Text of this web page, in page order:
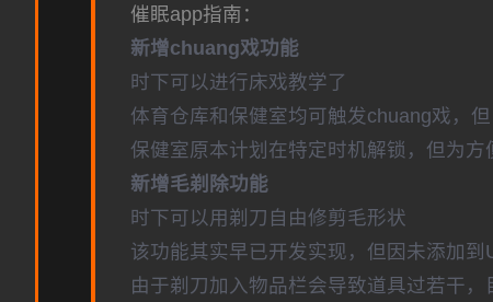
催眠app指南：
新增chuang戏功能
时下可以进行床戏教学了
体育仓库和保健室均可触发chuang戏，
保健室原本计划在特定时机解锁，但为
新增毛剃除功能
时下可以用剃刀自由修剪毛形状
该功能其实早已开发实现，但因未添加到
由于剃刀加入物品栏会导致道具过若干